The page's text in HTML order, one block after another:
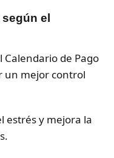
el
de Pago
un mejor control
estrés y mejora la